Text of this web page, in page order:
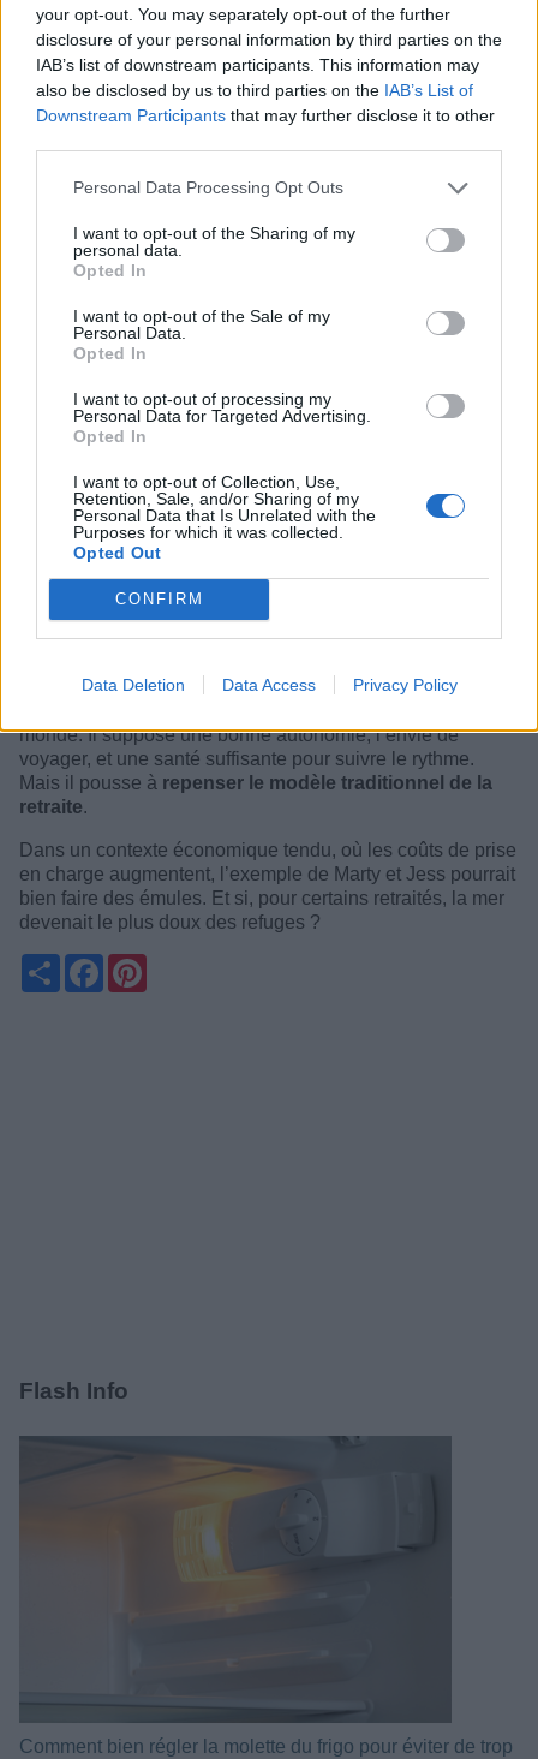
your opt-out. You may separately opt-out of the further
disclosure of your personal information by third parties on the
IAB’s list of downstream participants. This information may
also be disclosed by us to third parties on the IAB’s List of
Downstream Participants that may further disclose it to other
Personal Data Processing Opt Outs
I want to opt-out of the Sharing of my
personal data.
Opted In
I want to opt-out of the Sale of my
Personal Data.
Opted In
I want to opt-out of processing my
Personal Data for Targeted Advertising.
Opted In
I want to opt-out of Collection, Use,
Retention, Sale, and/or Sharing of my
Personal Data that Is Unrelated with the
Purposes for which it was collected.
Opted Out
CONFIRM
Data Deletion Data Access Privacy Policy
sentiment d’isolement, perte d’autonomie.
🚢 La mer comme maison : un choix de vie étonnant
Face à cette réalité, Marty et Jess ont opté pour une
solution radicalement différente : vivre en croisière toute
seulement deux ans, ils ont déjà embarqué pour 51
Selon eux, ce style de vie est
qu’un
Ehpad et bien plus enrichissant. Tous les services sont
Sans oublier le plaisir de découvrir chaque semaine de
nouveaux horizons.
🧘 Une routine en mer, loin du quotidien classique
Contrairement à l’image que l’on pourrait se faire d’une vie
Tennis de table, soirées animées, balades sur le pont…
leur quotidien est rythmé, sécurisé et adapté à leur âge.
Ils soulignent également le confort des cabines, la qualité
de l’accueil du personnel, et l’ambiance sereine qui règne
à bord. Pas de factures, pas de tâches ménagères, pas de
stress : tout est pensé pour leur bien-être.
monde. Il suppose une bonne autonomie, l’envie de
voyager, et une santé suffisante pour suivre le rythme.
Mais il pousse à repenser le modèle traditionnel de la
retraite.
Dans un contexte économique tendu, où les coûts de prise
en charge augmentent, l’exemple de Marty et Jess pourrait
bien faire des émules. Et si, pour certains retraités, la mer
devenait le plus doux des refuges ?
PartagerFacebook
Flash Info
Comment bien régler la molette du frigo pour éviter de trop